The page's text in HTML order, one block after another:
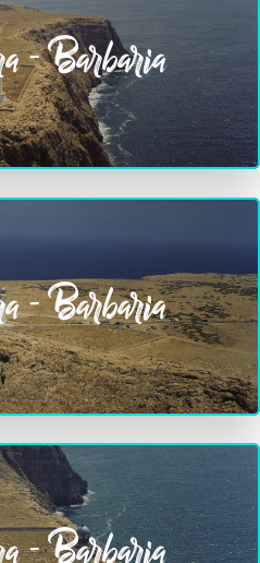
- Barbaria
- Barbaria